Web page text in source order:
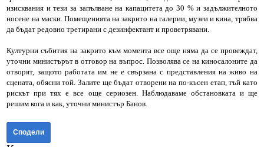
изисквания и тези за запълване на капацитета до 30 % и задължителното
носене на маски. Помещенията на закрито на галерии, музеи и кина, трябва
да бъдат редовно третирани с дезинфектант и проветрявани.
Културни събития на закрито към момента все още няма да се провеждат,
уточни министърът в отговор на въпрос. Позволява се на киносалоните да
отворят, защото работата им не е свързана с представления на живо на
сцената, обясни той. Залите ще бъдат отворени на по-късен етап, тъй като
рискът при тях е все още сериозен. Наблюдаваме обстановката и ще
решим кога и как, уточни министър Банов.
Сподели